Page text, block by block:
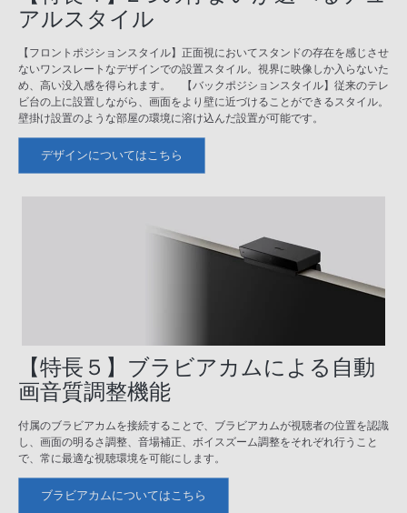
アルスタイル
【フロントポジションスタイル】正面視においてスタンドの存在を感じさせ
ないワンスレートなデザインでの設置スタイル。視界に映像しか入らないた
め、高い没入感を得られます。 【バックポジションスタイル】従来のテレ
ビ台の上に設置しながら、画面をより壁に近づけることができるスタイル。
壁掛け設置のような部屋の環境に溶け込んだ設置が可能です。
デザインについてはこちら
【特長５】ブラビアカムによる自動
画音質調整機能
付属のブラビアカムを接続することで、ブラビアカムが視聴者の位置を認識
し、画面の明るさ調整、音場補正、ボイスズーム調整をそれぞれ行うこと
で、常に最適な視聴環境を可能にします。
ブラビアカムについてはこちら